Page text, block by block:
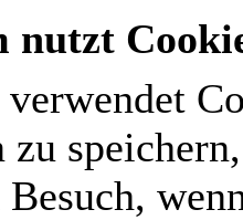
nutzt